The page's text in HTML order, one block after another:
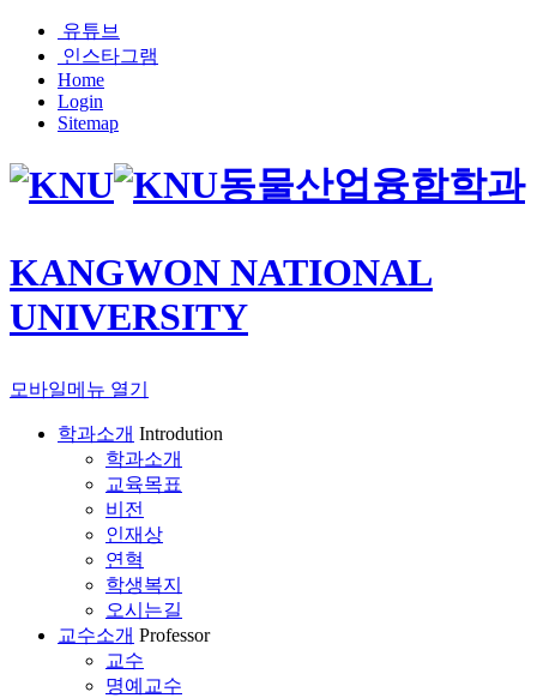
유튜브
인스타그램
Home
Login
Sitemap
동물산업융합학과
KANGWON NATIONAL
UNIVERSITY
모바일메뉴 열기
학과소개 Introdution
학과소개
교육목표
비전
인재상
연혁
학생복지
오시는길
교수소개 Professor
교수
명예교수